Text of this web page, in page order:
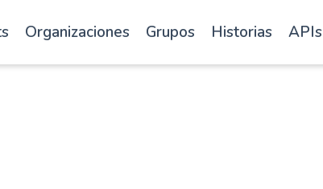
Organizaciones Grupos Historias APIs